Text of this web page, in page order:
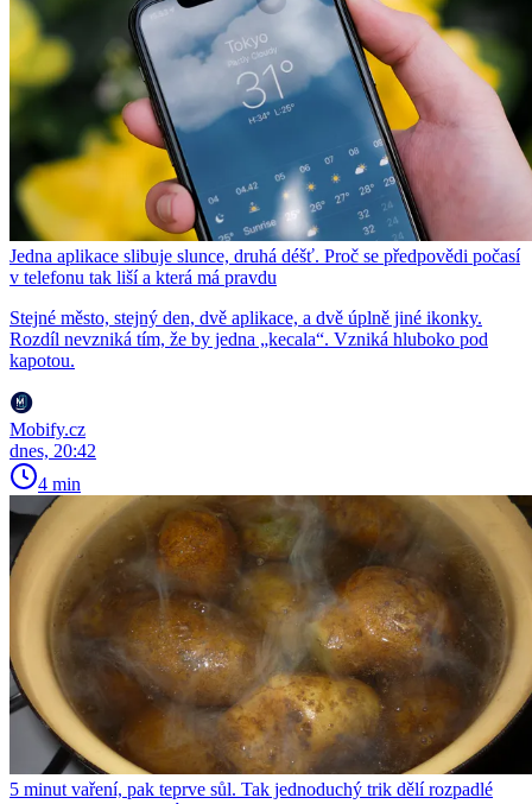
Jedna aplikace slibuje slunce, druhá déšť. Proč se předpovědi počasí
v telefonu tak liší a která má pravdu
Stejné město, stejný den, dvě aplikace, a dvě úplně jiné ikonky.
Rozdíl nevzniká tím, že by jedna „kecala“. Vzniká hluboko pod
kapotou.
Mobify.cz
dnes, 20:42
4 min
5 minut vaření, pak teprve sůl. Tak jednoduchý trik dělí rozpadlé